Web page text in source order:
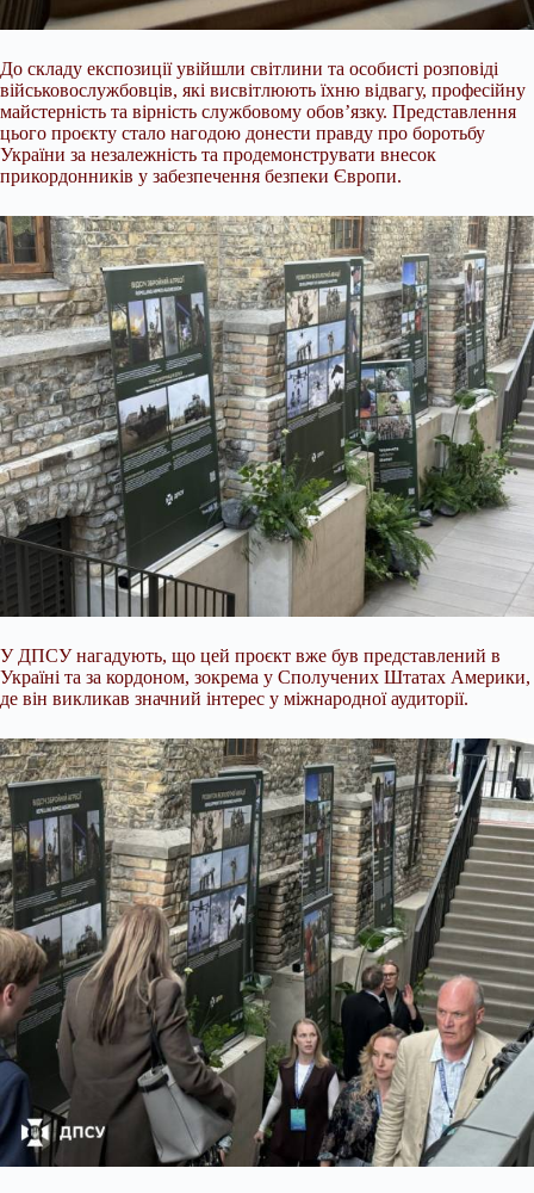
До складу експозиції увійшли світлини та особисті розповіді
військовослужбовців, які висвітлюють їхню відвагу, професійну
майстерність та вірність службовому обов’язку. Представлення
цього проєкту стало нагодою донести правду про боротьбу
України за незалежність та продемонструвати внесок
прикордонників у забезпечення безпеки Європи.
У ДПСУ нагадують, що цей проєкт вже був представлений в
Україні та за кордоном, зокрема у Сполучених Штатах Америки,
де він викликав значний інтерес у міжнародної аудиторії.